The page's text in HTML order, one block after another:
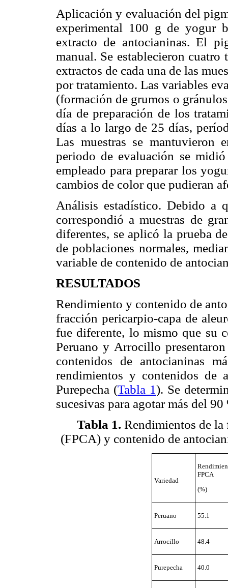
Aplicación y evaluación del
experimental 100 g de yogur
extracto de antocianinas. El
manual. Se establecieron cuatro
extractos de cada una de las
por tratamiento. Las variables
(formación de grumos o
día de preparación de los
días a lo largo de 25 días,
Las muestras se
periodo de evaluación se
empleado para preparar los
cambios de color que pudieran
Análisis estadístico. Debido a
correspondió a muestras de
diferentes, se aplicó la prueba
de poblaciones normales,
variable de contenido de
RESULTADOS
Rendimiento y contenido de
fracción pericarpio-capa de
fue diferente, lo mismo que su
Peruano y Arrocillo
contenidos de antocianinas
rendimientos y contenidos de
Purepecha (Tabla 1). Se
sucesivas para agotar más del
Tabla 1. Rendimientos de la
(FPCA) y contenido de
Variedad
FPCA
(%)
Peruano 55.1
Arrocillo 48.4
Purepecha 40.0